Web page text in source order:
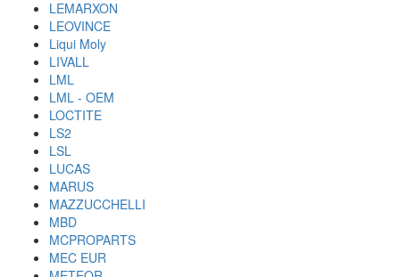
LEMARXON
LEOVINCE
Liqui Moly
LIVALL
LML
LML - OEM
LOCTITE
LS2
LSL
LUCAS
MARUS
MAZZUCCHELLI
MBD
MCPROPARTS
MEC EUR